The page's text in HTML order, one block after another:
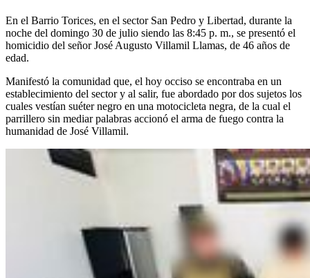
En el Barrio Torices, en el sector San Pedro y Libertad, durante la
noche del domingo 30 de julio siendo las 8:45 p. m., se presentó el
homicidio del señor José Augusto Villamil Llamas, de 46 años de
edad.
Manifestó la comunidad que, el hoy occiso se encontraba en un
establecimiento del sector y al salir, fue abordado por dos sujetos los
cuales vestían suéter negro en una motocicleta negra, de la cual el
parrillero sin mediar palabras accionó el arma de fuego contra la
humanidad de José Villamil.